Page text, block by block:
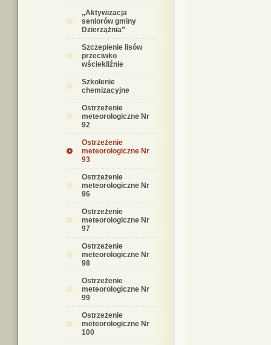
„Aktywizacja
seniorów gminy
Dzierzążnia”
Szczepienie lisów
przeciwko
wściekliźnie
Szkolenie
chemizacyjne
Ostrzeżenie
meteorologiczne Nr
92
Ostrzeżenie
meteorologiczne Nr
93
Ostrzeżenie
meteorologiczne Nr
96
Ostrzeżenie
meteorologiczne Nr
97
Ostrzeżenie
meteorologiczne Nr
98
Ostrzeżenie
meteorologiczne Nr
99
Ostrzeżenie
meteorologiczne Nr
100